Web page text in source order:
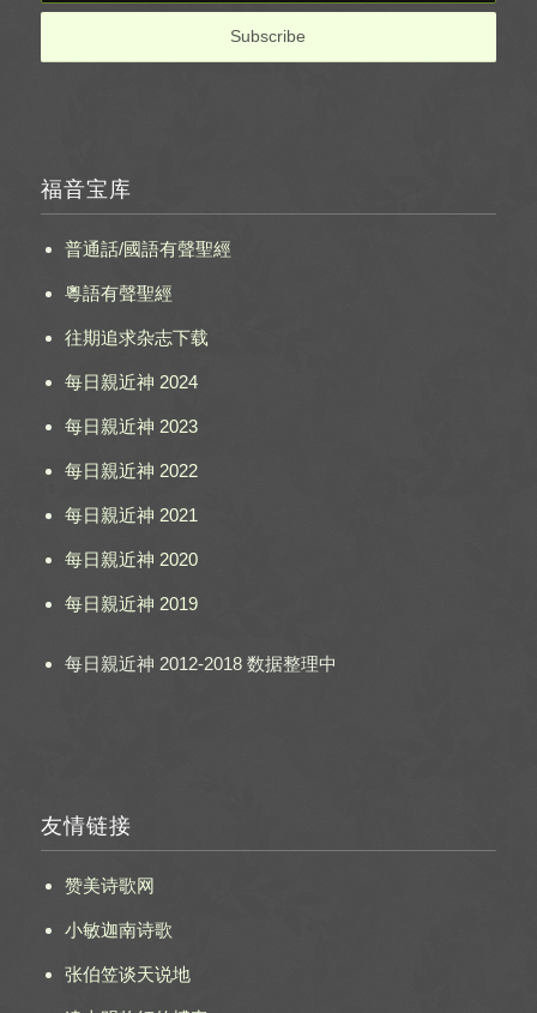
福音宝库
普通話/國語有聲聖經
粵語有聲聖經
往期追求杂志下载
每日親近神 2024
每日親近神 2023
每日親近神 2022
每日親近神 2021
每日親近神 2020
每日親近神 2019
每日親近神 2012-2018 数据整理中
友情链接
赞美诗歌网
小敏迦南诗歌
张伯笠谈天说地